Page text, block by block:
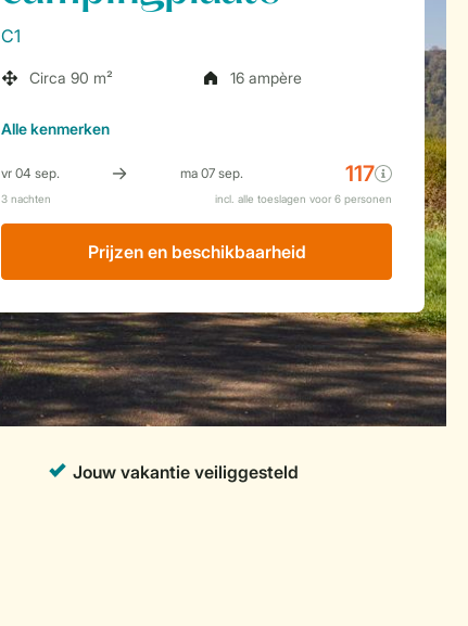
C1
Circa 90 m² 16 ampère
Allekenmerken
Prijzen en beschikbaarheid